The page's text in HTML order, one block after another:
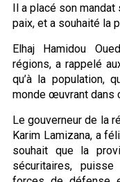
Il a placé son
paix, et a souhaité la
Elhaj Hamidou
régions, a rappelé
qu’à la population,
monde œuvrant dans
Le gouverneur de la
Karim Lamizana, a
souhait que la
sécuritaires,